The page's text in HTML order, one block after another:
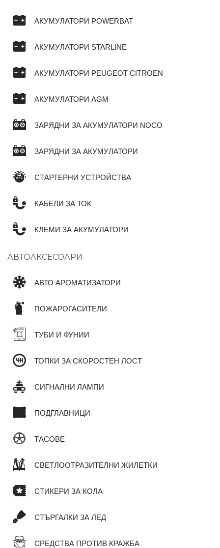
АКУМУЛАТОРИ POWERBAT
АКУМУЛАТОРИ STARLINE
АКУМУЛАТОРИ PEUGEOT CITROEN
АКУМУЛАТОРИ AGM
ЗАРЯДНИ ЗА АКУМУЛАТОРИ NOCO
ЗАРЯДНИ ЗА АКУМУЛАТОРИ
СТАРТЕРНИ УСТРОЙСТВА
КАБЕЛИ ЗА ТОК
КЛЕМИ ЗА АКУМУЛАТОРИ
АВТОАКСЕСОАРИ
АВТО АРОМАТИЗАТОРИ
ПОЖАРОГАСИТЕЛИ
ТУБИ И ФУНИИ
ТОПКИ ЗА СКОРОСТЕН ЛОСТ
СИГНАЛНИ ЛАМПИ
ПОДГЛАВНИЦИ
ТАСОВЕ
СВЕТЛООТРАЗИТЕЛНИ ЖИЛЕТКИ
СТИКЕРИ ЗА КОЛА
СТЪРГАЛКИ ЗА ЛЕД
СРЕДСТВА ПРОТИВ КРАЖБА